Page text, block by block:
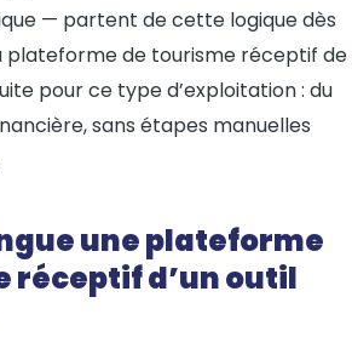
— partent de cette logique dès
plateforme de tourisme réceptif de
pour ce type d’exploitation : du
sans étapes manuelles
une plateforme
réceptif d’un outil